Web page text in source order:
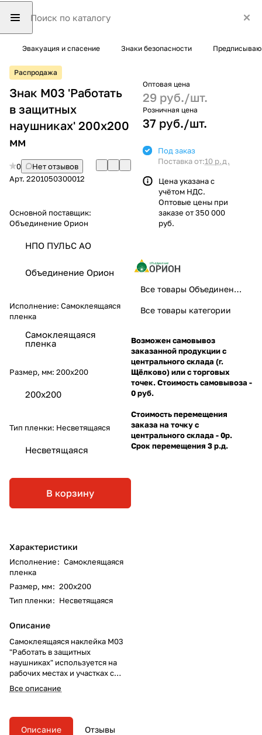
Эвакуация и спасение Знаки безопасности
Распродажа
Знак M03 'Работать
в защитных
наушниках' 200х200
мм
0
Нет отзывов
Арт. 2201050300012
Основной поставщик:
Объединение Орион
НПО ПУЛЬС АО
Объединение Орион
Исполнение: Самоклеящаяся
пленка
Самоклеящаяся
пленка
Размер, мм: 200х200
200х200
Тип пленки: Несветящаяся
Несветящаяся
В корзину
Характеристики
Исполнение: Самоклеящаяся
пленка
Размер, мм: 200х200
Тип пленки: Несветящаяся
Описание
Самоклеящаяся наклейка M03
"Работать в защитных
наушниках" используется на
рабочих местах и участках с
повышенным уровнем шума
(используется совместно с
безопасности).
Все описание
Оптовая цена
29 руб./шт.
Розничная цена
37 руб./шт.
Под заказ
Поставка от:10 р.д.
Цена указана с
учётом НДС.
Оптовые цены при
заказе от 350 000
руб.
Все товары Объединение Орион
Все товары категории
Возможен самовывоз
заказанной продукции с
центрального склада (г.
Щёлково) или с торговых
точек. Стоимость самовывоза -
0 руб.
Стоимость перемещения
заказа на точку с
центрального склада - 0р.
Срок перемещения 3 р.д.
Описание Отзывы